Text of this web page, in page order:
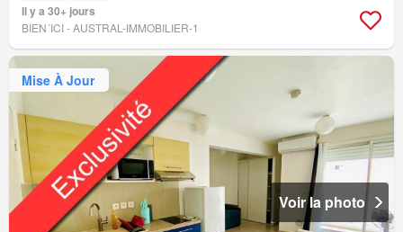
Il y a 30+ jours
BIEN´ICI - AUSTRAL-IMMOBILIER-1
Mise À Jour
Voir la photo